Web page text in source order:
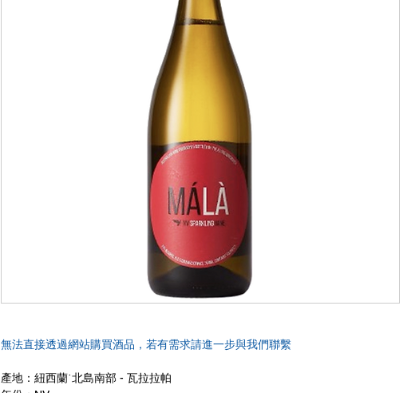
無法直接透過網站購買酒品，若有需求請進一步與我們聯繫
產地：紐西蘭˙北島南部 - 瓦拉拉帕